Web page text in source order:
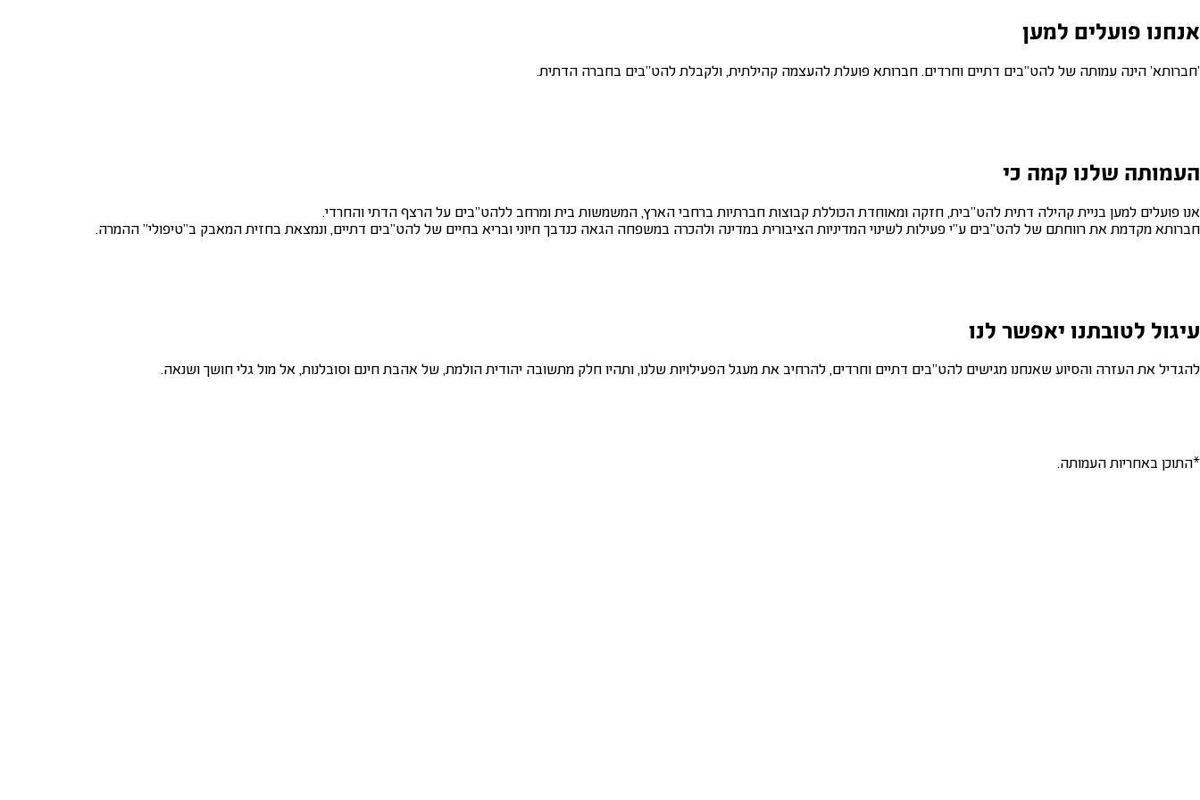
אנחנו פועלים למען
'חברותא' הינה עמותה של להט"בים דתיים וחרדים. חברותא פועלת להעצמה קהילתית, ולקבלת להט"בים בחברה הדתית.
העמותה שלנו קמה כי
אנו פועלים למען בניית קהילה דתית להט"בית, חזקה ומאוחדת הכוללת קבוצות חברתיות ברחבי הארץ, המשמשות בית ומרחב ללהט"בים על הרצף הדתי והחרדי.
חברותא מקדמת את רווחתם של להט"בים ע"י פעילות לשינוי המדיניות הציבורית במדינה ולהכרה במשפחה הגאה כנדבך חיוני ובריא בחיים של להט"בים דתיים, ונמצאת בחזית המאבק ב"טיפולי" ההמרה.
עיגול לטובתנו יאפשר לנו
להגדיל את העזרה והסיוע שאנחנו מגישים להט"בים דתיים וחרדים, להרחיב את מעגל הפעילויות שלנו, ותהיו חלק מתשובה יהודית הולמת, של אהבת חינם וסובלנות, אל מול גלי חושך ושנאה.
*התוכן באחריות העמותה.